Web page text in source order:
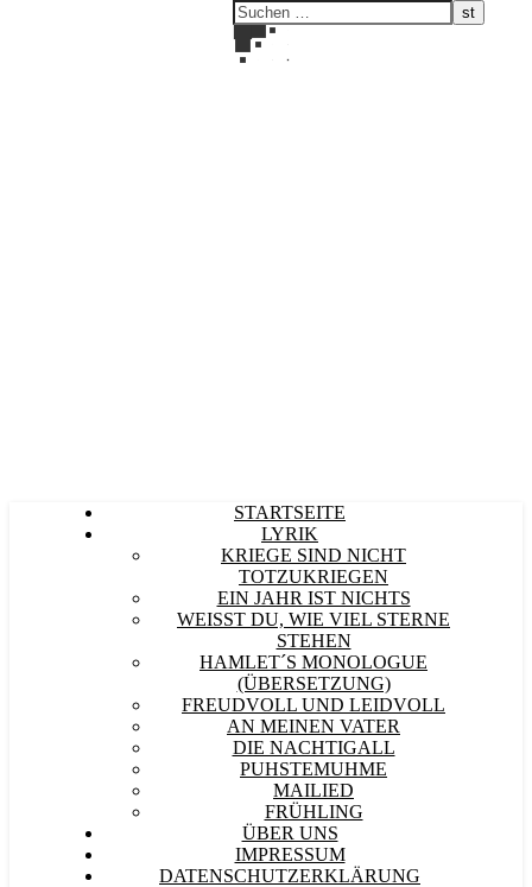
STARTSEITE
LYRIK
KRIEGE SIND NICHT
TOTZUKRIEGEN
EIN JAHR IST NICHTS
WEISST DU, WIE VIEL STERNE S
TEHEN
HAMLET´S MONOLOGUE
(ÜBERSETZUNG)
FREUDVOLL UND LEIDVOLL
AN MEINEN VATER
DIE NACHTIGALL
PUHSTEMUHME
MAILIED
FRÜHLING
ÜBER UNS
IMPRESSUM
DATENSCHUTZERKLÄRUNG